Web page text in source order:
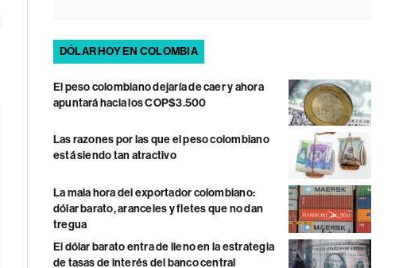
DÓLAR HOY EN COLOMBIA
El peso colombiano dejaría de caer y ahora
apuntará hacia los COP$3.500
Las razones por las que el peso colombiano
está siendo tan atractivo
La mala hora del exportador colombiano:
dólar barato, aranceles y fletes que no dan
tregua
El dólar barato entra de lleno en la estrategia
de tasas de interés del banco central